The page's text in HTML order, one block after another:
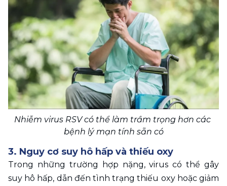
Nhiễm virus RSV có thể làm trầm trọng hơn các
bệnh lý mạn tính sẵn có
3. Nguy cơ suy hô hấp và thiếu oxy
Trong những trường hợp nặng, virus có thể gây
suy hô hấp, dẫn đến tình trạng thiếu oxy hoặc giảm